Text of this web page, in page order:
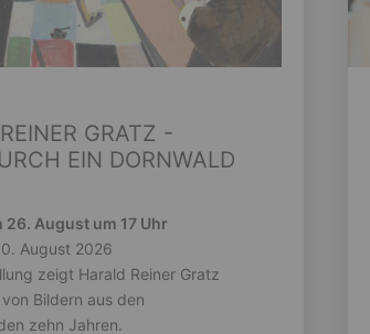
GRATZ -
EIN DORNWALD
26. August um 17 Uhr
August 2026
zeigt Harald Reiner Gratz
Bildern aus den
zehn Jahren.